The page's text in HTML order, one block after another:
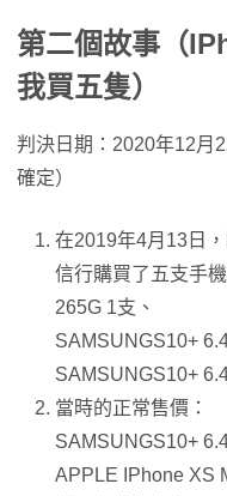
第二個故事（
我買五隻）
判決日期：2020年12月
確定）
在2019年4月13日
信行購買了五支手
265G 1支、
SAMSUNGS10+
SAMSUNGS10+
當時的正常售價：
SAMSUNGS10+
APPLE IPhone XS